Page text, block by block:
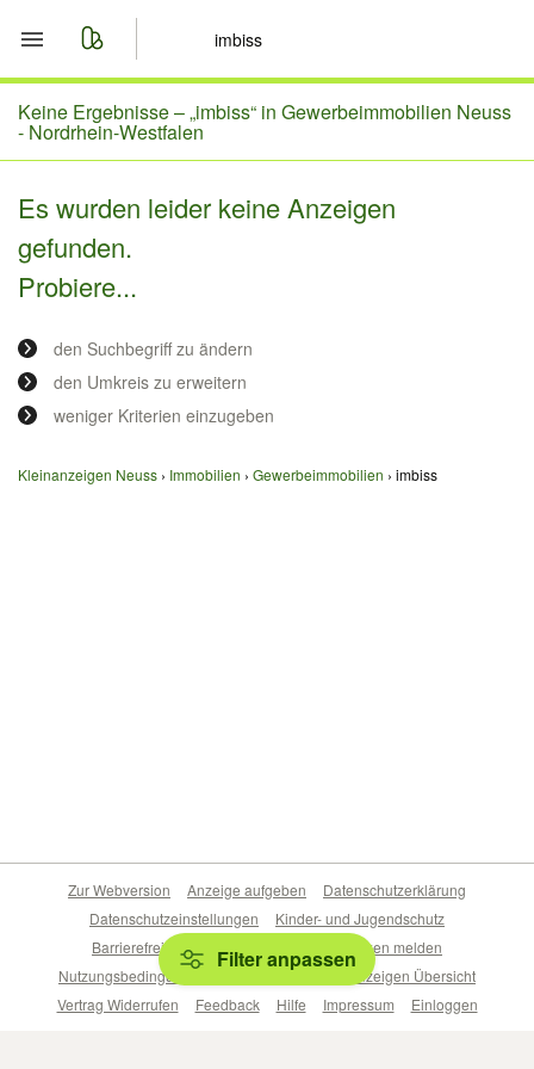
Start
Merkliste
Nachrichten
Anzeige aufgeben
Keine Ergebnisse –„imbiss“ in Gewerbeimmobilien Neuss
- Nordrhein-Westfalen
Es wurden leider keine Anzeigen
gefunden.
Probiere...
den Suchbegriff zu ändern
den Umkreis zu erweitern
weniger Kriterien einzugeben
Kleinanzeigen Neuss Immobilien Gewerbeimmobilien imbiss
Filter anpassen
Zur Webversion Anzeige aufgeben
Datenschutzerklärung
Datenschutzeinstellungen
Kinder- und Jugendschutz
Barrierefreiheitserklärung
Sicherheitslücken melden
Nutzungsbedingungen
Beliebte Suchen
Anzeigen Übersicht
Vertrag Widerrufen
Feedback Hilfe Impressum Einloggen